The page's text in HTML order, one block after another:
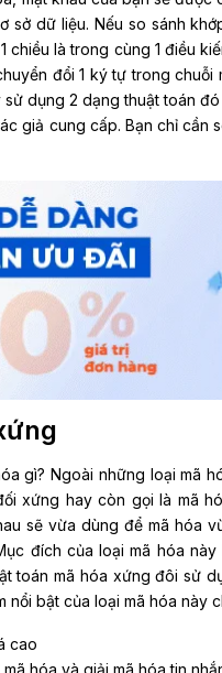
sở dữ liệu. Nếu so sánh
chiều là trong cùng 1 điều
đổi 1 ký tự trong
sử dụng 2 dạng thuật toán
giả cung cấp. Bạn chỉ cần
gì? Ngoài những loại mã
xứng hay còn gọi là mã
sẽ vừa dùng để mã hóa
đích của loại mã hóa
toán mã hóa xứng đôi sử
nổi bật của loại mã hóa này
cao